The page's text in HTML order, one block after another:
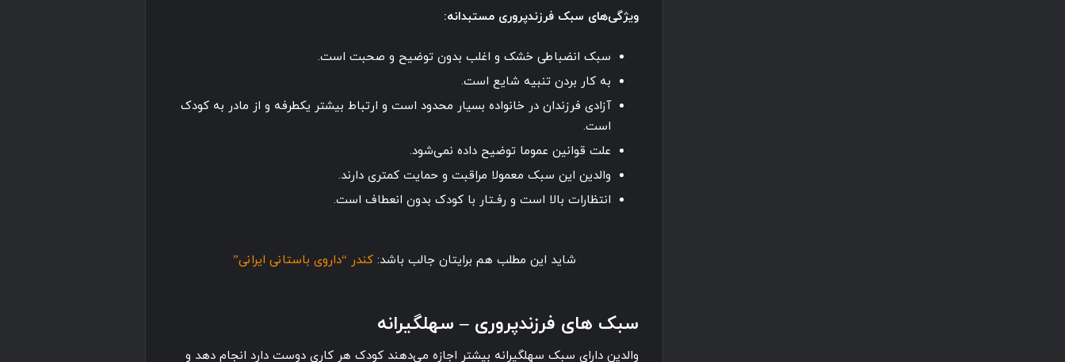
ویژگی‌های سبک فرزندپروری مستبدانه:
سبک انضباطی خشک و اغلب بدون توضیح و صحبت است.
به کار بردن تنبیه شایع است.
آزادی فرزندان در خانواده بسیار محدود است و ارتباط بیشتر یکطرفه و از مادر به کودک
است.
علت قوانین عموما توضیح داده نمی‌شود.
والدین این سبک معمولا مراقبت و حمایت کمتری دارند.
انتظارات بالا است و رفـتار با کودک بدون انعطاف است.
شاید این مطلب هم برایتان جالب باشد:کندر “داروی باستانی ایرانی”
سبک های فرزندپروری – سهلگیرانه
والدین دارای سبک سهلگیرانه بیشتر اجازه می‌دهند کودک هر کاری دوست دارد انجام دهد و